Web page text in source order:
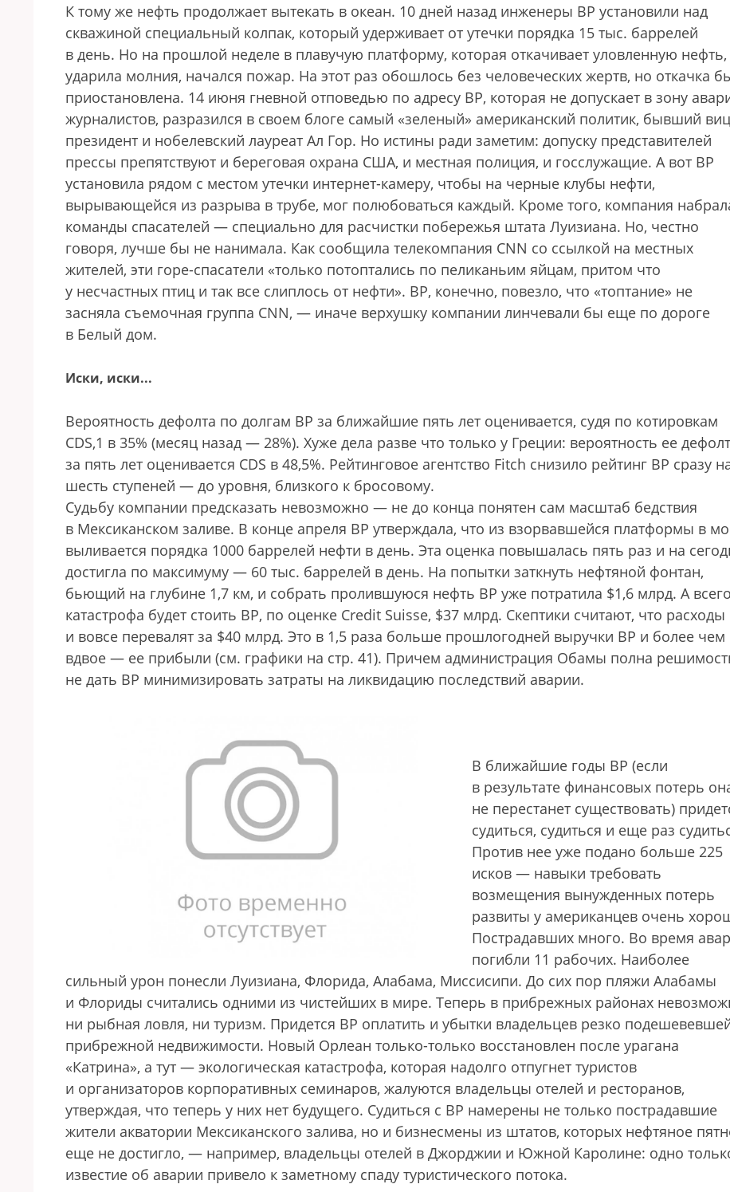
К тому же нефть продолжает вытекать в океан. 10 дней назад инженеры BP установили над
скважиной специальный колпак, который удерживает от утечки порядка 15 тыс. баррелей
в день. Но на прошлой неделе в плавучую платформу, которая откачивает уловленную нефть,
ударила молния, начался пожар. На этот раз обошлось без человеческих жертв, но откачка
приостановлена. 14 июня гневной отповедью по адресу BP, которая не допускает в зону
журналистов, разразился в своем блоге самый «зеленый» американский политик, бывший
президент и нобелевский лауреат Ал Гор. Но истины ради заметим: допуску представителей
прессы препятствуют и береговая охрана США, и местная полиция, и госслужащие. А вот BP
установила рядом с местом утечки интернет-камеру, чтобы на черные клубы нефти,
вырывающейся из разрыва в трубе, мог полюбоваться каждый. Кроме того, компания
команды спасателей — специально для расчистки побережья штата Луизиана. Но, честно
говоря, лучше бы не нанимала. Как сообщила телекомпания СNN со ссылкой на местных
жителей, эти горе-спасатели «только потоптались по пеликаньим яйцам, притом что
у несчастных птиц и так все слип­лось от нефти». BP, конечно, повезло, что «топтание» не
засняла съемочная группа CNN, — иначе верхушку компании линчевали бы еще по дороге
в Белый дом.
Иски, иски...
Вероятность дефолта по долгам ВР за ближайшие пять лет оценивается, судя по котировкам
CDS,1 в 35% (месяц назад — 28%). Хуже дела разве что только у Греции: вероятность ее
за пять лет оценивается CDS в 48,5%. Рейтинговое агентство Fitch снизило рейтинг ВР сразу
шесть ступеней — до уровня, близкого к бросовому.
Судьбу компании предсказать невозможно — не до конца понятен сам масштаб бедствия
в Мексиканском заливе. В конце апреля ВР утверждала, что из взорвавшейся платформы в
выливается порядка 1000 баррелей нефти в день. Эта оценка повышалась пять раз и на
достигла по максимуму — 60 тыс. баррелей в день. На попытки заткнуть нефтяной фонтан,
бьющий на глубине 1,7 км, и собрать пролившуюся нефть ВР уже потратила $1,6 млрд. А всего
катастрофа будет стоить ВР, по оценке Credit Suisse, $37 млрд. Скептики считают, что расходы
и вовсе перевалят за $40 млрд. Это в 1,5 раза больше прошлогодней выручки ВР и более чем
вдвое — ее прибыли (см. графики на стр. 41). Причем администрация Обамы полна
не дать ВР минимизировать затраты на ликвидацию последствий аварии.
В ближайшие годы ВР (если
в результате финансовых потерь
не перестанет существовать)
судиться, судиться и еще раз
Против нее уже подано больше 225
исков — навыки требовать
возмещения вынужденных потерь
развиты у американцев очень
Пострадавших много. Во время
погибли 11 рабочих. Наиболее
сильный урон понесли Луизиана, Флорида, Алабама, Миссисипи. До сих пор пляжи Алабамы
и Флориды считались одними из чистейших в мире. Теперь в прибрежных районах
ни рыбная ловля, ни туризм. Придется ВР оплатить и убытки владельцев резко
прибрежной недвижимости. Новый Орлеан только-только восстановлен после урагана
«Катрина», а тут — экологическая катастрофа, которая надолго отпугнет туристов
и организаторов корпоративных семинаров, жалуются владельцы отелей и ресторанов,
утверждая, что теперь у них нет будущего. Судиться с ВР намерены не только пострадавшие
жители акватории Мексиканского залива, но и бизнесмены из штатов, которых нефтяное
еще не достигло, — например, владельцы отелей в Джорджии и Южной Каролине: одно
известие об аварии привело к заметному спаду туристического потока.